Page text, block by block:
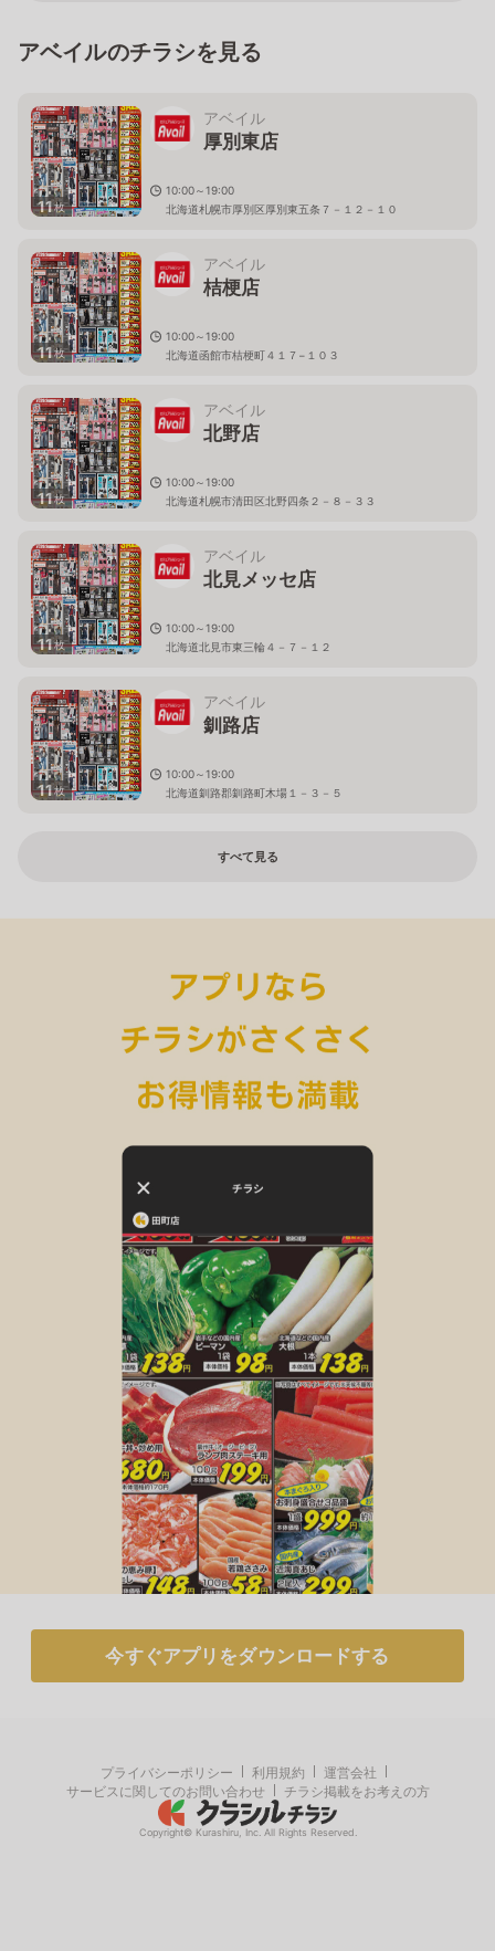
アプリでチラシを見るだけで
とじる
アベイルのチラシを見る
11枚
アベイル
厚別東店
10:00～19:00
北海道札幌市厚別区厚別東五条７－１２－１０
11枚
アベイル
桔梗店
10:00～19:00
北海道函館市桔梗町４１７−１０３
11枚
アベイル
北野店
10:00～19:00
北海道札幌市清田区北野四条２－８－３３
11枚
アベイル
北見メッセ店
10:00～19:00
北海道北見市東三輪４－７－１２
11枚
アベイル
釧路店
10:00～19:00
北海道釧路郡釧路町木場１－３－５
すべて見る
今すぐアプリをダウンロードする
プライバシーポリシー 利用規約
運営会社
サービスに関してのお問い合わせ
チラシ掲載をお考えの方
Copyright© Kurashiru, Inc. All Rights Reserved.